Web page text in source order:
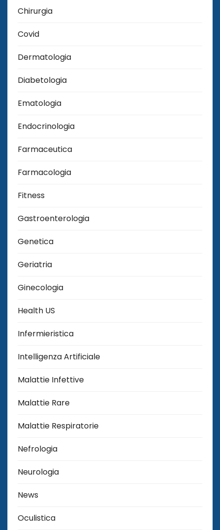
Chirurgia
Covid
Dermatologia
Diabetologia
Ematologia
Endocrinologia
Farmaceutica
Farmacologia
Fitness
Gastroenterologia
Genetica
Geriatria
Ginecologia
Health US
Infermieristica
Intelligenza Artificiale
Malattie Infettive
Malattie Rare
Malattie Respiratorie
Nefrologia
Neurologia
News
Oculistica